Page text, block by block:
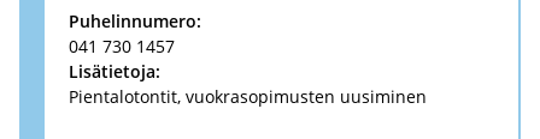
Pu­he­lin­nu­me­ro:
041 730 1457
Li­sä­tie­to­ja:
Pien­ta­lo­ton­tit, vuo­kra­so­pi­mus­ten uusi­mi­nen